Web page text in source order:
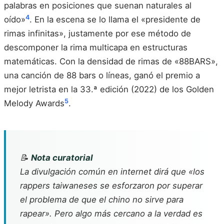
palabras en posiciones que suenan naturales al
oído»4. En la escena se lo llama el «presidente de
rimas infinitas», justamente por ese método de
descomponer la rima multicapa en estructuras
matemáticas. Con la densidad de rimas de «88BARS»,
una canción de 88 bars o líneas, ganó el premio a
mejor letrista en la 33.ª edición (2022) de los Golden
Melody Awards5.
📝 Nota curatorial
La divulgación común en internet dirá que «los
rappers taiwaneses se esforzaron por superar
el problema de que el chino no sirve para
rapear». Pero algo más cercano a la verdad es